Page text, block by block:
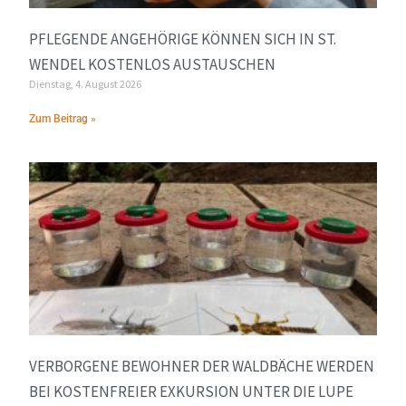
PFLEGENDE ANGEHÖRIGE KÖNNEN SICH IN ST.
WENDEL KOSTENLOS AUSTAUSCHEN
Dienstag, 4. August 2026
Zum Beitrag »
VERBORGENE BEWOHNER DER WALDBÄCHE WERDEN
BEI KOSTENFREIER EXKURSION UNTER DIE LUPE